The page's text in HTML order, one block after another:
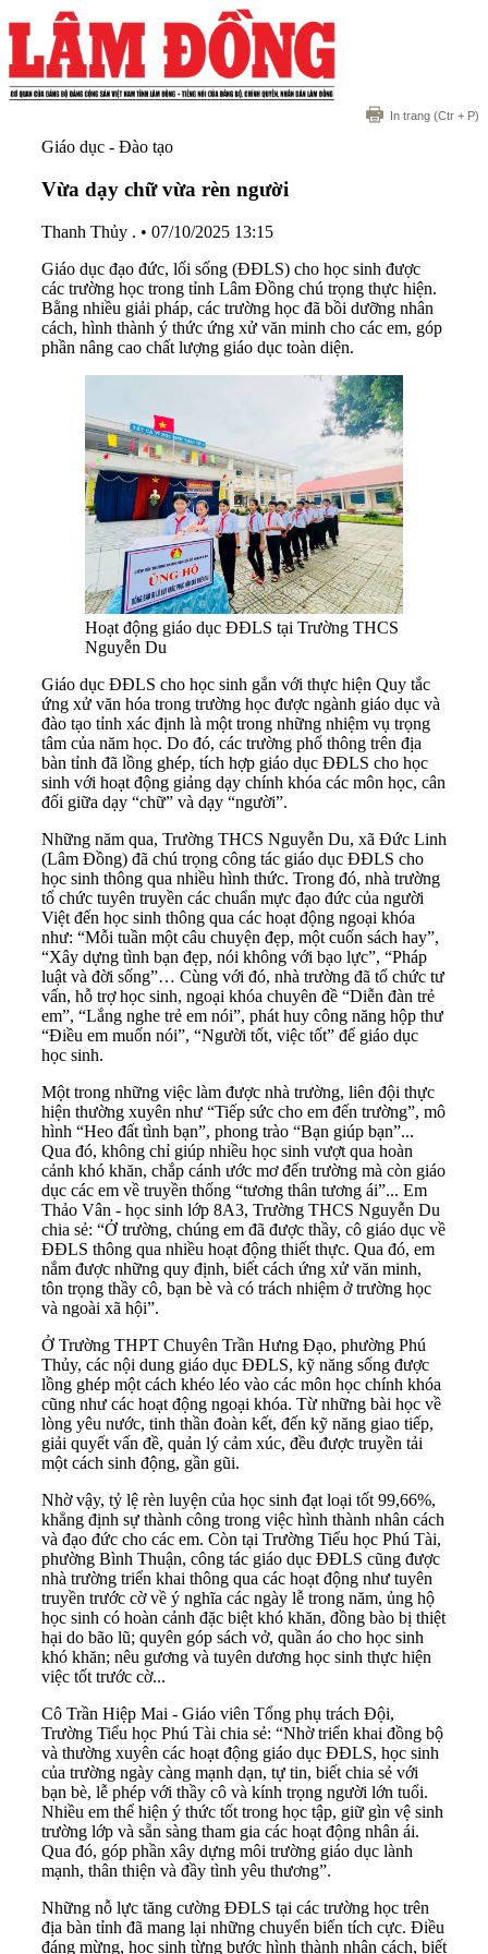
In trang (Ctr + P)
Giáo dục - Đào tạo
Vừa dạy chữ vừa rèn người
Thanh Thủy . • 07/10/2025 13:15
Giáo dục đạo đức, lối sống (ĐĐLS) cho học sinh được
các trường học trong tỉnh Lâm Đồng chú trọng thực hiện.
Bằng nhiều giải pháp, các trường học đã bồi dưỡng nhân
cách, hình thành ý thức ứng xử văn minh cho các em, góp
phần nâng cao chất lượng giáo dục toàn diện.
Hoạt động giáo dục ĐĐLS tại Trường THCS
Nguyễn Du
Giáo dục ĐĐLS cho học sinh gắn với thực hiện Quy tắc
ứng xử văn hóa trong trường học được ngành giáo dục và
đào tạo tỉnh xác định là một trong những nhiệm vụ trọng
tâm của năm học. Do đó, các trường phổ thông trên địa
bàn tỉnh đã lồng ghép, tích hợp giáo dục ĐĐLS cho học
sinh với hoạt động giảng dạy chính khóa các môn học, cân
đối giữa dạy “chữ” và dạy “người”.
Những năm qua, Trường THCS Nguyễn Du, xã Đức Linh
(Lâm Đồng) đã chú trọng công tác giáo dục ĐĐLS cho
học sinh thông qua nhiều hình thức. Trong đó, nhà trường
tổ chức tuyên truyền các chuẩn mực đạo đức của người
Việt đến học sinh thông qua các hoạt động ngoại khóa
như: “Mỗi tuần một câu chuyện đẹp, một cuốn sách hay”,
“Xây dựng tình bạn đẹp, nói không với bạo lực”, “Pháp
luật và đời sống”… Cùng với đó, nhà trường đã tổ chức tư
vấn, hỗ trợ học sinh, ngoại khóa chuyên đề “Diễn đàn trẻ
em”, “Lắng nghe trẻ em nói”, phát huy công năng hộp thư
“Điều em muốn nói”, “Người tốt, việc tốt” để giáo dục
học sinh.
Một trong những việc làm được nhà trường, liên đội thực
hiện thường xuyên như “Tiếp sức cho em đến trường”, mô
hình “Heo đất tình bạn”, phong trào “Bạn giúp bạn”...
Qua đó, không chỉ giúp nhiều học sinh vượt qua hoàn
cảnh khó khăn, chắp cánh ước mơ đến trường mà còn giáo
dục các em về truyền thống “tương thân tương ái”... Em
Thảo Vân - học sinh lớp 8A3, Trường THCS Nguyễn Du
chia sẻ: “Ở trường, chúng em đã được thầy, cô giáo dục về
ĐĐLS thông qua nhiều hoạt động thiết thực. Qua đó, em
nắm được những quy định, biết cách ứng xử văn minh,
tôn trọng thầy cô, bạn bè và có trách nhiệm ở trường học
và ngoài xã hội”.
Ở Trường THPT Chuyên Trần Hưng Đạo, phường Phú
Thủy, các nội dung giáo dục ĐĐLS, kỹ năng sống được
lồng ghép một cách khéo léo vào các môn học chính khóa
cũng như các hoạt động ngoại khóa. Từ những bài học về
lòng yêu nước, tinh thần đoàn kết, đến kỹ năng giao tiếp,
giải quyết vấn đề, quản lý cảm xúc, đều được truyền tải
một cách sinh động, gần gũi.
Nhờ vậy, tỷ lệ rèn luyện của học sinh đạt loại tốt 99,66%,
khẳng định sự thành công trong việc hình thành nhân cách
và đạo đức cho các em. Còn tại Trường Tiểu học Phú Tài,
phường Bình Thuận, công tác giáo dục ĐĐLS cũng được
nhà trường triển khai thông qua các hoạt động như tuyên
truyền trước cờ về ý nghĩa các ngày lễ trong năm, ủng hộ
học sinh có hoàn cảnh đặc biệt khó khăn, đồng bào bị thiệt
hại do bão lũ; quyên góp sách vở, quần áo cho học sinh
khó khăn; nêu gương và tuyên dương học sinh thực hiện
việc tốt trước cờ...
Cô Trần Hiệp Mai - Giáo viên Tổng phụ trách Đội,
Trường Tiểu học Phú Tài chia sẻ: “Nhờ triển khai đồng bộ
và thường xuyên các hoạt động giáo dục ĐĐLS, học sinh
của trường ngày càng mạnh dạn, tự tin, biết chia sẻ với
bạn bè, lễ phép với thầy cô và kính trọng người lớn tuổi.
Nhiều em thể hiện ý thức tốt trong học tập, giữ gìn vệ sinh
trường lớp và sẵn sàng tham gia các hoạt động nhân ái.
Qua đó, góp phần xây dựng môi trường giáo dục lành
mạnh, thân thiện và đầy tình yêu thương”.
Những nỗ lực tăng cường ĐĐLS tại các trường học trên
địa bàn tỉnh đã mang lại những chuyển biến tích cực. Điều
đáng mừng, học sinh từng bước hình thành nhân cách, biết